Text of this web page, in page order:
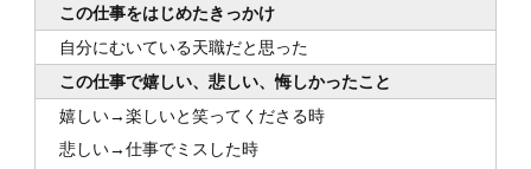
この仕事をはじめたきっかけ
自分にむいている天職だと思った
この仕事で嬉しい、悲しい、悔しかったこと
嬉しい→楽しいと笑ってくださる時
悲しい→仕事でミスした時